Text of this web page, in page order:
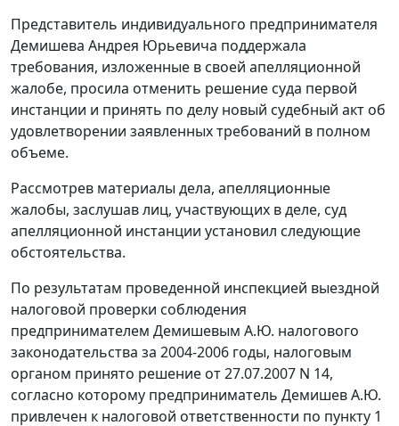
Представитель индивидуального предпринимателя
Демишева Андрея Юрьевича поддержала
требования, изложенные в своей апелляционной
жалобе, просила отменить решение суда первой
инстанции и принять по делу новый судебный акт об
удовлетворении заявленных требований в полном
объеме.
Рассмотрев материалы дела, апелляционные
жалобы, заслушав лиц, участвующих в деле, суд
апелляционной инстанции установил следующие
обстоятельства.
По результатам проведенной инспекцией выездной
налоговой проверки соблюдения
предпринимателем Демишевым А.Ю. налогового
законодательства за 2004-2006 годы, налоговым
органом принято решение от 27.07.2007 N 14,
согласно которому предприниматель Демишев А.Ю.
привлечен к налоговой ответственности по пункту 1